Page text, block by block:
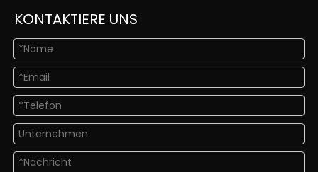
KONTAKTIERE UNS